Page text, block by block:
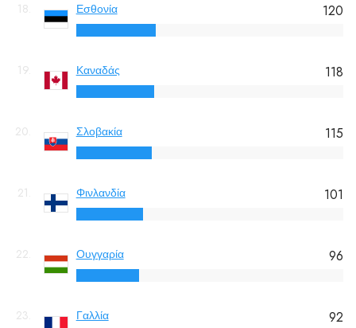
18. Εσθονία 120
19. Καναδάς 118
20. Σλοβακία 115
21. Φινλανδία 101
22. Ουγγαρία 96
23. Γαλλία 92